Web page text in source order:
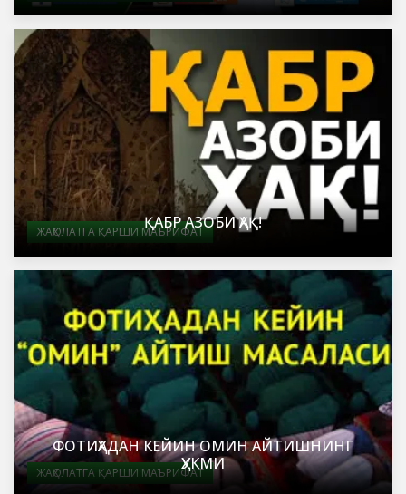
ЖАҲОЛАТГА ҚАРШИ МАЪРИФАТҚАБР АЗОБИ ҲАҚ!
ЖАҲОЛАТГА ҚАРШИ МАЪРИФАТ
ФОТИҲАДАН КЕЙИН ОМИН АЙТИШНИНГ
ҲУКМИ